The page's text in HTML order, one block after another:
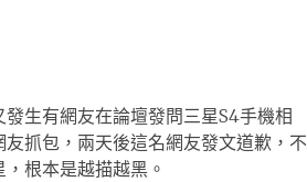
生有網友在論壇發問三星S4手機相
抓包，兩天後這名網友發文道歉，不
根本是越描越黑。